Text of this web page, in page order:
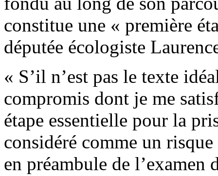
constitue une « première
députée écologiste
« S’il n’est pas le texte
compromis dont je me
étape essentielle pour la
considéré comme un
en préambule de l’examen